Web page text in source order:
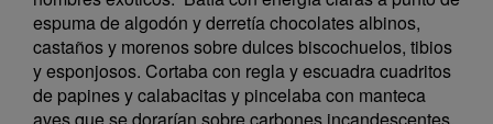
espuma de algodón y derretía chocolates albinos,
castaños y morenos sobre dulces biscochuelos, tibios
y esponjosos. Cortaba con regla y escuadra cuadritos
de papines y calabacitas y pincelaba con manteca